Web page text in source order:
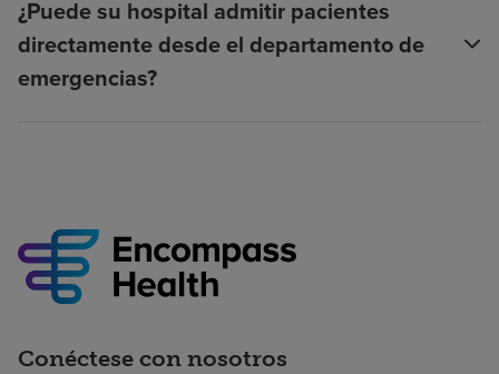
¿Puede su hospital admitir pacientes
directamente desde el departamento de
emergencias?
Conéctese con nosotros